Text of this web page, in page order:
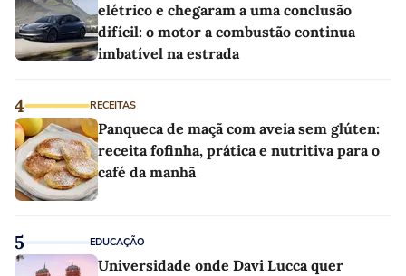
elétrico e chegaram a uma conclusão
difícil: o motor a combustão continua
imbatível na estrada
4 RECEITAS
Panqueca de maçã com aveia sem glúten:
receita fofinha, prática e nutritiva para o
café da manhã
5 EDUCAÇÃO
Universidade onde Davi Lucca quer